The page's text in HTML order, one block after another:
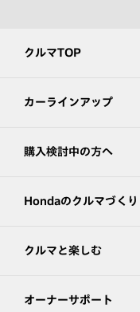
クルマTOP
カーラインアップ
購入検討中の方へ
Hondaのクルマづくり
クルマと楽しむ
オーナーサポート